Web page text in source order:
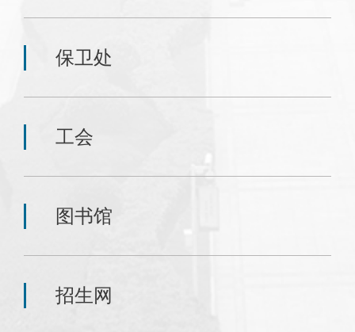
保卫处
工会
图书馆
招生网